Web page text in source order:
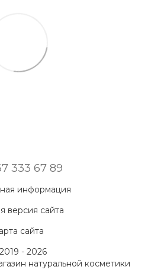
333 67 89
информация
версия сайта
сайта
- 2026
натуральной косметики